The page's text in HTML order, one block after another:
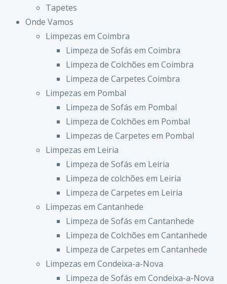
Tapetes
Onde Vamos
Limpezas em Coimbra
Limpeza de Sofás em Coimbra
Limpeza de Colchões em Coimbra
Limpeza de Carpetes Coimbra
Limpezas em Pombal
Limpeza de Sofás em Pombal
Limpeza de Colchões em Pombal
Limpezas de Carpetes em Pombal
Limpezas em Leiria
Limpeza de Sofás em Leiria
Limpeza de colchões em Leiria
Limpeza de Carpetes em Leiria
Limpezas em Cantanhede
Limpeza de Sofás em Cantanhede
Limpeza de Colchões em Cantanhede
Limpeza de Carpetes em Cantanhede
Limpezas em Condeixa-a-Nova
Limpeza de Sofás em Condeixa-a-Nova